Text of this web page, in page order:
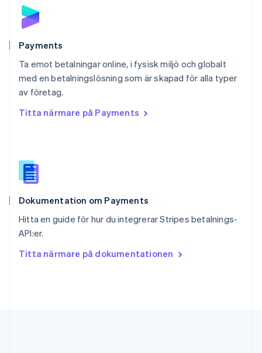
Payments
Ta emot betalningar online, i fysisk miljö och globalt
med en betalningslösning som är skapad för alla typer
av företag.
Titta närmare på Payments
Dokumentation om Payments
Hitta en guide för hur du integrerar Stripes betalnings-
API:er.
Titta närmare på dokumentationen
Portugal
Português
English
DeutschFrançaisItalianoEnglish
Singapore
English简体中文
English
Español
Storbritannien
Sverige
Thailand
ไทย
English